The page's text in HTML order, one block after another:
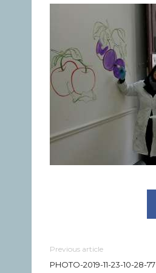
Previous article
PHOTO-2019-11-23-10-28-77